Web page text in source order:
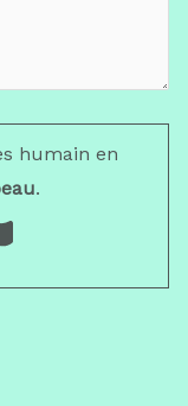
humain en
.